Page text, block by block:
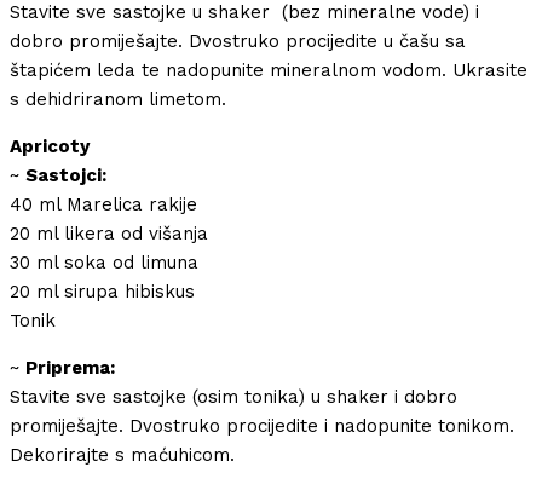
Stavite sve sastojke u shaker (bez mineralne vode) i
dobro promiješajte. Dvostruko procijedite u čašu sa
štapićem leda te nadopunite mineralnom vodom. Ukrasite
s dehidriranom limetom.
Apricoty
~ Sastojci:
40 ml Marelica rakije
20 ml likera od višanja
30 ml soka od limuna
20 ml sirupa hibiskus
Tonik
~ Priprema:
Stavite sve sastojke (osim tonika) u shaker i dobro
promiješajte. Dvostruko procijedite i nadopunite tonikom.
Dekorirajte s maćuhicom.